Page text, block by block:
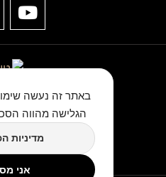
כתבו לנו
באתר זה נעשה
הגלישה מהווה
מדיניות
אני